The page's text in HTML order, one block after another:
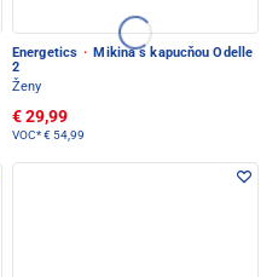
Energetics · Mikina s kapucňou Odelle
2
Ženy
€ 29,99
VOC*€ 54,99